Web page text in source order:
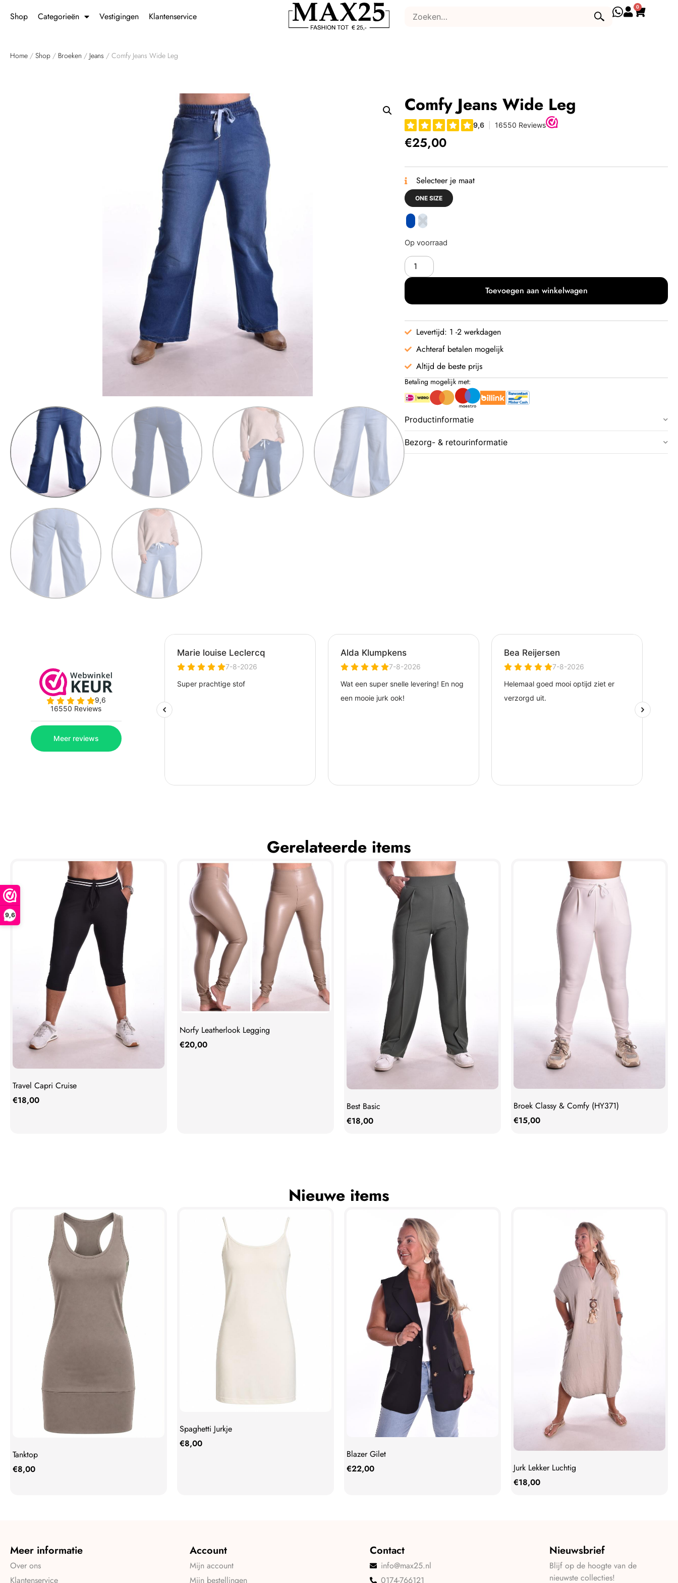
9,6
Shop Categorieën Vestigingen Klantenservice
0
Home / Shop / Broeken / Jeans / Comfy Jeans Wide Leg
Comfy Jeans Wide Leg
€25,00
Selecteer je maat
ONE SIZE
Op voorraad
Toevoegen aan winkelwagen
Levertijd: 1 -2 werkdagen
Achteraf betalen mogelijk
Altijd de beste prijs
Betaling mogelijk met:
Productinformatie
Bezorg- & retourinformatie
Gerelateerde items
Travel Capri Cruise
€18,00
Norfy Leatherlook Legging
€20,00
Best Basic
€18,00
Broek Classy & Comfy (HY371)
€15,00
Nieuwe items
Tanktop
€8,00
Spaghetti Jurkje
€8,00
Blazer Gilet
€22,00
Jurk Lekker Luchtig
€18,00
Meer informatie
Over ons
Klantenservice
Account
Mijn account
Mijn bestellingen
Contact
info@max25.nl
0174-766121
Nieuwsbrief
Blijf op de hoogte van de
nieuwste collecties!